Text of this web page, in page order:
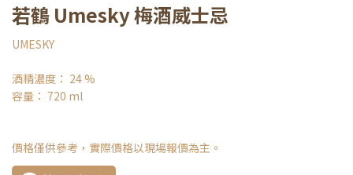
若鶴 Umesky 梅酒威士忌
UMESKY
酒精濃度： 24 %
容量： 720 ml
價格僅供參考，實際價格以現場報價為主。